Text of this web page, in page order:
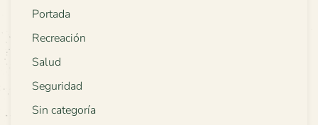
Portada
Recreación
Salud
Seguridad
Sin categoría